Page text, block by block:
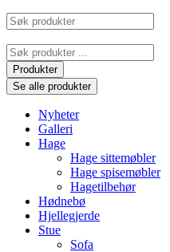
Søk
produkter
Search
...Produkter
Se alle produkter
Nyheter
Galleri
Hage
Hage sittemøbler
Hage spisemøbler
Hagetilbehør
Hødnebø
Hjellegjerde
Stue
Sofa